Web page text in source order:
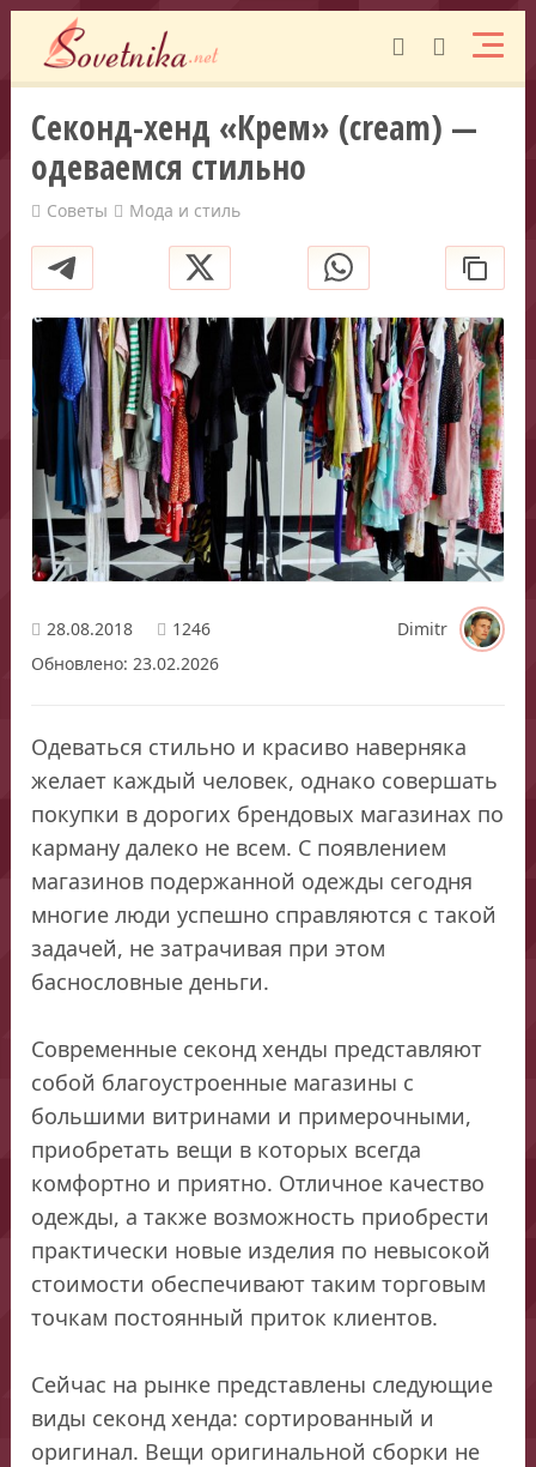
Секонд-хенд «Крем» (cream) —
одеваемся стильно
Советы Мода и стиль
28.08.2018 1246
Dimitr
Обновлено: 23.02.2026
Одеваться стильно и красиво наверняка
желает каждый человек, однако совершать
покупки в дорогих брендовых магазинах по
карману далеко не всем. С появлением
магазинов подержанной одежды сегодня
многие люди успешно справляются с такой
задачей, не затрачивая при этом
баснословные деньги.
Современные секонд хенды представляют
собой благоустроенные магазины с
большими витринами и примерочными,
приобретать вещи в которых всегда
комфортно и приятно. Отличное качество
одежды, а также возможность приобрести
практически новые изделия по невысокой
стоимости обеспечивают таким торговым
точкам постоянный приток клиентов.
Сейчас на рынке представлены следующие
виды секонд хенда: сортированный и
оригинал. Вещи оригинальной сборки не